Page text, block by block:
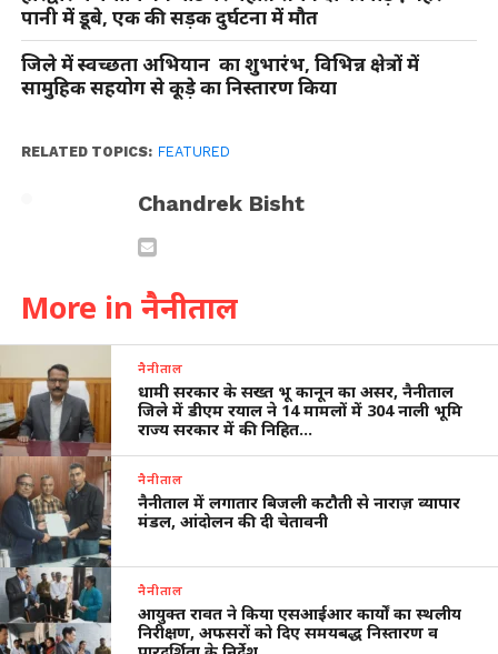
पानी में डूबे, एक की सड़क दुर्घटना में मौत
जिले में स्वच्छता अभियान का शुभारंभ, विभिन्न क्षेत्रों में
सामुहिक सहयोग से कूड़े का निस्तारण किया
RELATED TOPICS: FEATURED
Chandrek Bisht
More in नैनीताल
नैनीताल
धामी सरकार के सख्त भू कानून का असर, नैनीताल
जिले में डीएम रयाल ने 14 मामलों में 304 नाली भूमि
राज्य सरकार में की निहित…
नैनीताल
नैनीताल में लगातार बिजली कटौती से नाराज़ व्यापार
मंडल, आंदोलन की दी चेतावनी
नैनीताल
आयुक्त रावत ने किया एसआईआर कार्यों का स्थलीय
निरीक्षण, अफसरों को दिए समयबद्ध निस्तारण व